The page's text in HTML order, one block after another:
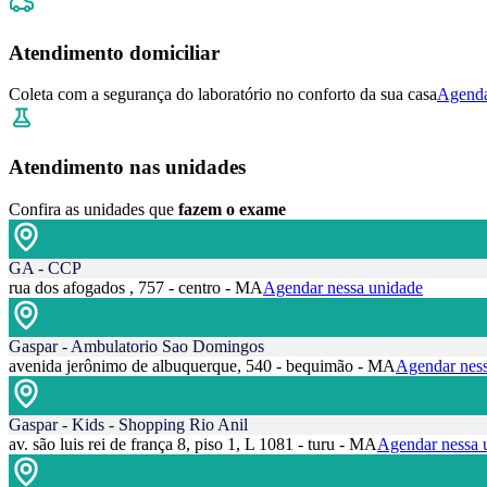
Atendimento domiciliar
Coleta com a segurança do laboratório no conforto da sua casa
Atendimento nas unidades
Confira as unidades que fazem o exame
GA - CCP
rua dos afogados , 757 - centro - MAAgendar nessa unidade
Gaspar - Ambulatorio Sao Domingos
avenida jerônimo de albuquerque, 540 - bequimão - MAAgendar
Gaspar - Kids - Shopping Rio Anil
av. são luis rei de frança 8, piso 1, L 1081 - turu - MAAgendar nessa